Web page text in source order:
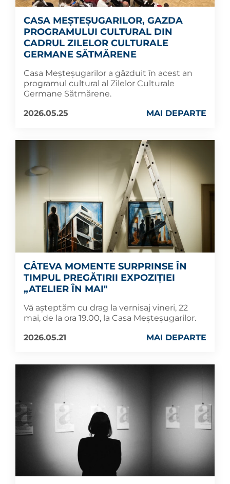
CASA MEȘTEȘUGARILOR, GAZDA
PROGRAMULUI CULTURAL DIN
CADRUL ZILELOR CULTURALE
GERMANE SĂTMĂRENE
Casa Meșteșugarilor a găzduit în acest an
programul cultural al Zilelor Culturale
Germane Sătmărene.
2026.05.25
MAI DEPARTE
CÂTEVA MOMENTE SURPRINSE ÎN
TIMPUL PREGĂTIRII EXPOZIȚIEI
„ATELIER ÎN MAI"
Vă așteptăm cu drag la vernisaj vineri, 22
mai, de la ora 19.00, la Casa Meșteșugarilor.
2026.05.21
MAI DEPARTE